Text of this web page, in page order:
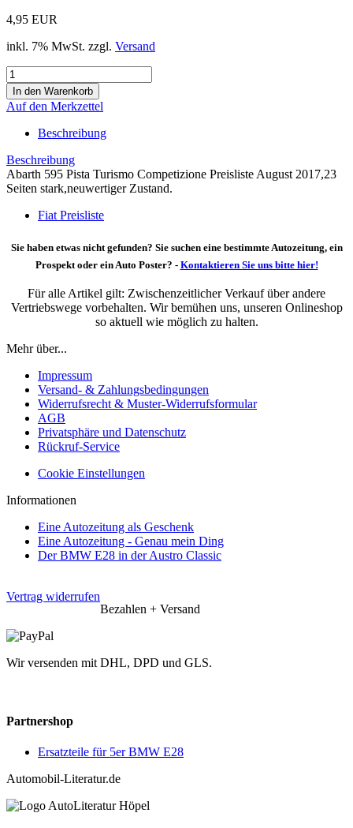
4,95 EUR
inkl. 7% MwSt. zzgl. Versand
Auf den Merkzettel
Beschreibung
Beschreibung
Abarth 595 Pista Turismo Competizione Preisliste August 2017,23
Seiten stark,neuwertiger Zustand.
Fiat Preisliste
Sie haben etwas nicht gefunden? Sie suchen eine bestimmte Autozeitung, ein
Prospekt oder ein Auto Poster? - Kontaktieren Sie uns bitte hier!
Für alle Artikel gilt: Zwischenzeitlicher Verkauf über andere
Vertriebswege vorbehalten. Wir bemühen uns, unseren Onlineshop
so aktuell wie möglich zu halten.
Mehr über...
Impressum
Versand- & Zahlungsbedingungen
Widerrufsrecht & Muster-Widerrufsformular
AGB
Privatsphäre und Datenschutz
Rückruf-Service
Cookie Einstellungen
Informationen
Eine Autozeitung als Geschenk
Eine Autozeitung - Genau mein Ding
Der BMW E28 in der Austro Classic
Vertrag widerrufen
Bezahlen + Versand
Wir versenden mit DHL, DPD und GLS.
Partnershop
Ersatzteile für 5er BMW E28
Automobil-Literatur.de